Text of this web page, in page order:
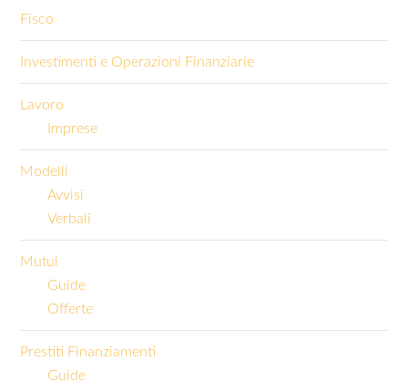
Fisco
Investimenti e Operazioni Finanziarie
Lavoro
Imprese
Modelli
Avvisi
Verbali
Mutui
Guide
Offerte
Prestiti Finanziamenti
Guide